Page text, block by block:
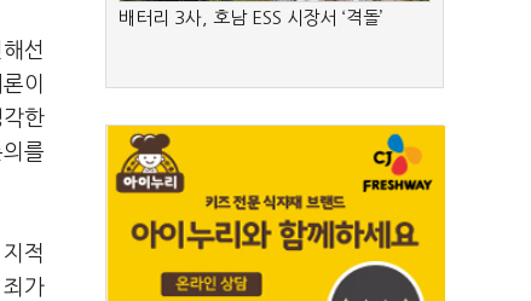
선
이
한
를
적
가
배터리 3사, 호남 ESS 시장서 ‘격돌’